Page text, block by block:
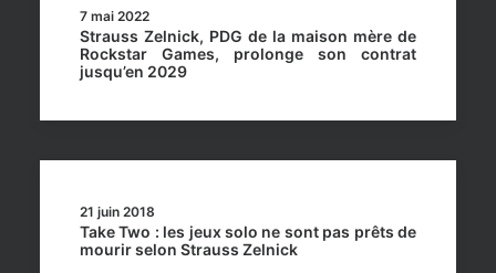
7 mai 2022
Strauss Zelnick, PDG de la maison mère de
Rockstar Games, prolonge son contrat
jusqu’en 2029
21 juin 2018
Take Two : les jeux solo ne sont pas prêts de
mourir selon Strauss Zelnick